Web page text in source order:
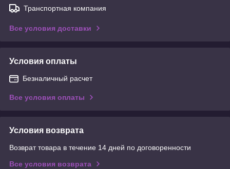
Транспортная компания
Все условия доставки
Условия оплаты
Безналичный расчет
Все условия оплаты
Условия возврата
Возврат товара в течение 14 дней по договоренности
Все условия возврата